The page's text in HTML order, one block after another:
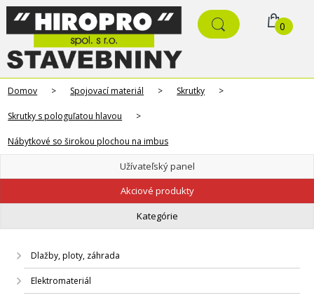
0
Domov > Spojovací materiál > Skrutky >
Skrutky s pologuľatou hlavou >
Nábytkové so širokou plochou na imbus
Užívateľský panel
Akciové produkty
Kategórie
Dlažby, ploty, záhrada
Elektromateriál